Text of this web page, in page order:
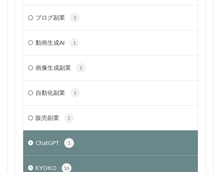
ブログ副業 3
動画生成AI 1
画像生成副業 1
自動化副業 1
販売副業 2
ChatGPT 1
KYOKO 16